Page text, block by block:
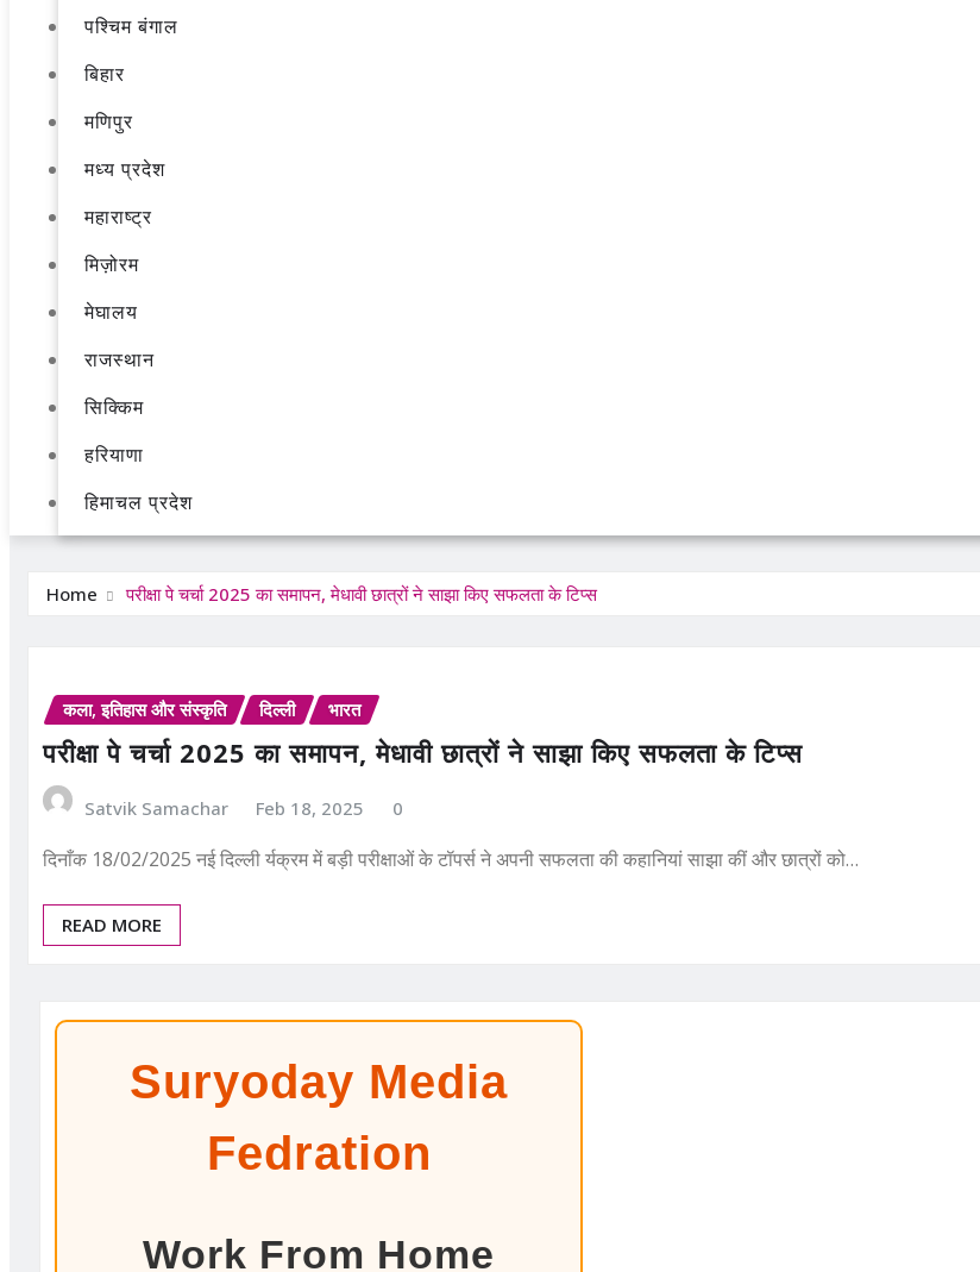
पश्चिम बंगाल
बिहार
मणिपुर
मध्य प्रदेश
महाराष्ट्र
मिज़ोरम
मेघालय
राजस्थान
सिक्किम
हरियाणा
हिमाचल प्रदेश
Home परीक्षा पे चर्चा 2025 का समापन, मेधावी छात्रों ने साझा किए सफलता के टिप्स
कला, इतिहास और संस्कृति दिल्ली भारत
परीक्षा पे चर्चा 2025 का समापन, मेधावी छात्रों ने साझा किए सफलता के टिप्स
Satvik Samachar Feb 18, 2025 0
दिनाँक 18/02/2025 नई दिल्ली र्यक्रम में बड़ी परीक्षाओं के टॉपर्स ने अपनी सफलता की कहानियां साझा कीं और छात्रों को…
READ MORE
Suryoday Media
Fedration
Work From Home